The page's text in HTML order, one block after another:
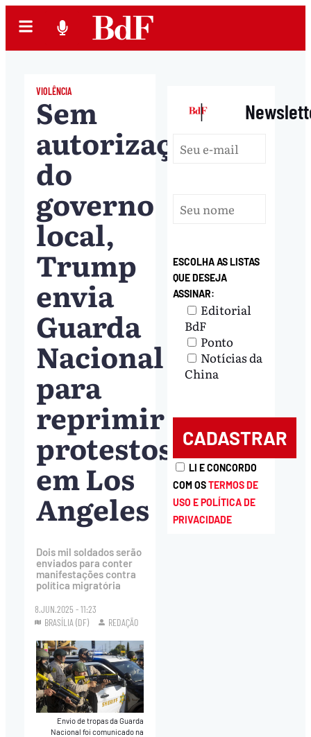
VIOLÊNCIA
Sem
autorização
do
governo
local,
Trump
envia
Guarda
Nacional
para
reprimir
protestos
em Los
Angeles
Dois mil soldados serão
enviados para conter
manifestações contra
política migratória
8.JUN.2025 - 11:23
BRASÍLIA (DF)
REDAÇÃO
Envio de tropas da Guarda
Nacional foi comunicado na
|
ESCOLHA AS LISTAS
QUE DESEJA
ASSINAR:
Editorial
BdF
Ponto
Notícias da
China
LI E CONCORDO
COM OSTERMOS DE
USO E POLÍTICA DE
PRIVACIDADE